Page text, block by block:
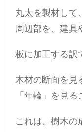
丸太を製材して
周辺部を、建具
板に加工する訳
木材の断面を見
「年輪」を見る
これは、樹木の